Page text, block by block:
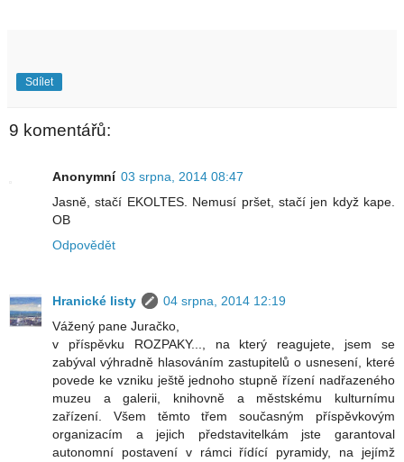
Sdílet
9 komentářů:
Anonymní 03 srpna, 2014 08:47
Jasně, stačí EKOLTES. Nemusí pršet, stačí jen když kape.
OB
Odpovědět
Hranické listy
04 srpna, 2014 12:19
Vážený pane Juračko,
v příspěvku ROZPAKY..., na který reagujete, jsem se
zabýval výhradně hlasováním zastupitelů o usnesení, které
povede ke vzniku ještě jednoho stupně řízení nadřazeného
muzeu a galerii, knihovně a městskému kulturnímu
zařízení. Všem těmto třem současným příspěvkovým
organizacím a jejich představitelkám jste garantoval
autonomní postavení v rámci řídící pyramidy, na jejímž